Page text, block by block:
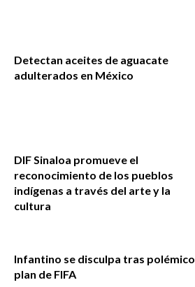
Detectan aceites de aguacate
adulterados en México
DIF Sinaloa promueve el
reconocimiento de los pueblos
indígenas a través del arte y la
cultura
Infantino se disculpa tras polémico
plan de FIFA